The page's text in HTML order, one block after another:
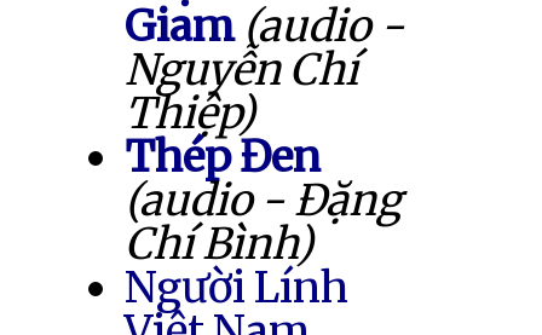
Giam (audio -
Nguyễn Chí
Thiệp)
Thép Đen
(audio - Đặng
Chí Bình)
Người Lính